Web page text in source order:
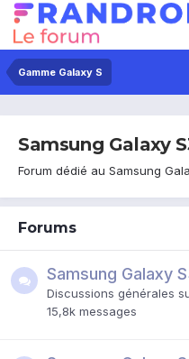
Gamme Galaxy S
Samsung Galaxy
Forum dédié au Samsung
Forums
Samsung Galaxy
Discussions générales
15,8k messages